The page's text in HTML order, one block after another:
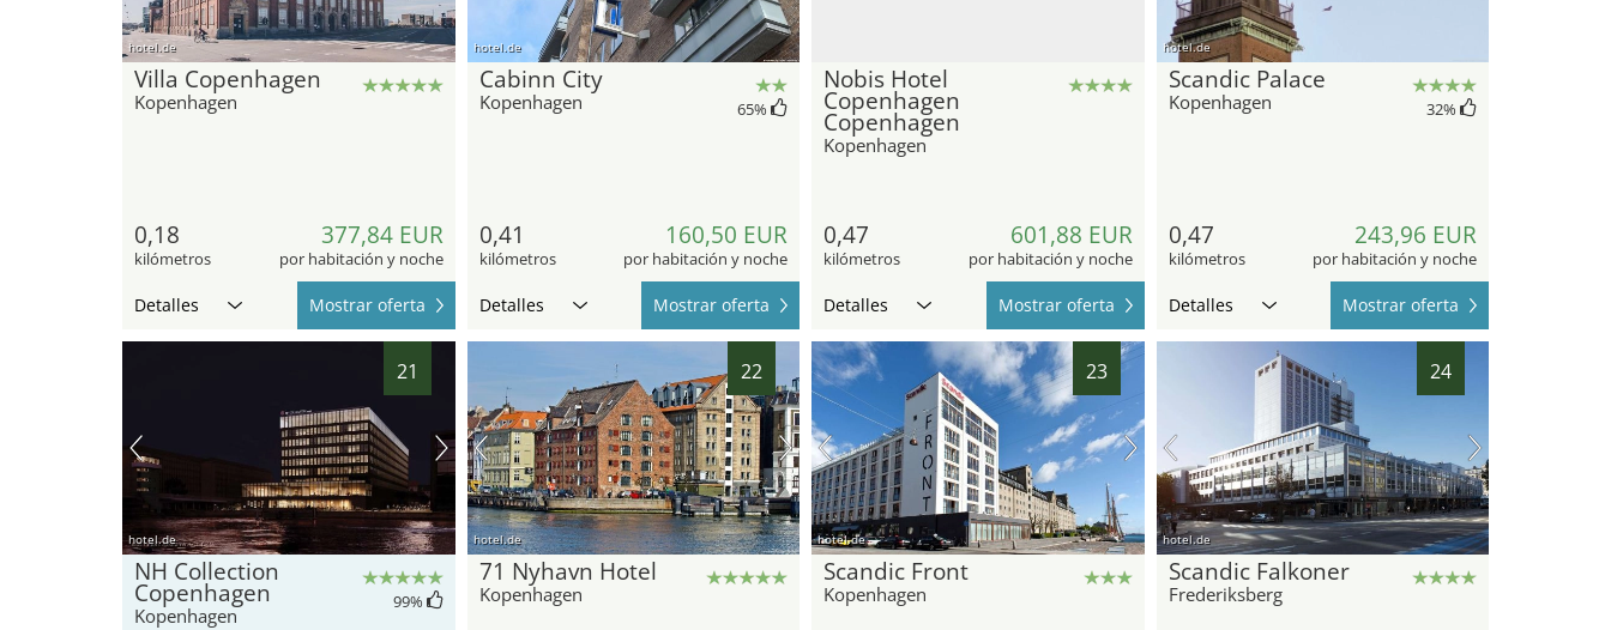
hotel.de
Villa Copenhagen
Kopenhagen
0,18
kilómetros
377,84 EUR
por habitación y noche
Detalles Mostrar oferta
hotel.de
Cabinn City
Kopenhagen 65%
0,41
kilómetros
160,50 EUR
por habitación y noche
Detalles Mostrar oferta
Nobis Hotel
Copenhagen
Copenhagen
Kopenhagen
0,47
kilómetros
601,88 EUR
por habitación y noche
Detalles Mostrar oferta
hotel.de
Scandic Palace
Kopenhagen 32%
0,47
kilómetros
243,96 EUR
por habitación y noche
Detalles Mostrar oferta
21
hotel.de
NH Collection
Copenhagen
Kopenhagen
99%
22
hotel.de
71 Nyhavn Hotel
Kopenhagen
23
hotel.de
Scandic Front
Kopenhagen
24
hotel.de
Scandic Falkoner
Frederiksberg